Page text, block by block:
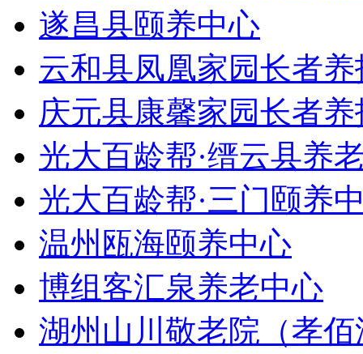
遂昌县颐养中心
云和县凤凰家园长者
庆元县康馨家园长者
光大百龄帮·缙云县养
光大百龄帮·三门颐养
温州瓯海颐养中心
博组客汇泉养老中心
湖州山川敬老院（孝